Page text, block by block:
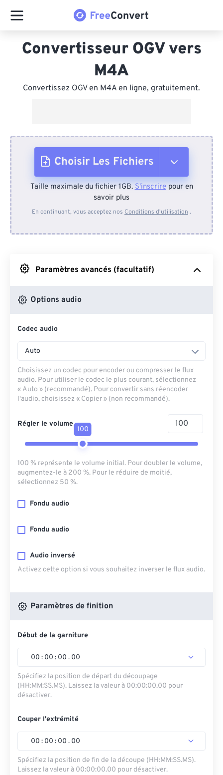
Convertisseur OGV vers
M4A
Convertissez OGV en M4A en ligne, gratuitement.
Choisir Les Fichiers
Depuis l'appareil
Depuis Google Drive
Depuis OneDrive
Taille maximale du fichier 1GB.S'inscrirepour en
savoir plus
En continuant, vous acceptez nos Conditions d'utilisation .
Paramètres avancés (facultatif)
Options audio
Codec audio
Auto
Choisissez un codec pour encoder ou compresser le flux
audio. Pour utiliser le codec le plus courant, sélectionnez
« Auto » (recommandé). Pour convertir sans réencoder
l'audio, choisissez « Copier » (non recommandé).
Régler le volume
100
100 % représente le volume initial. Pour doubler le volume,
augmentez-le à 200 %. Pour le réduire de moitié,
sélectionnez 50 %.
Fondu audio
Fondu audio
Audio inversé
Activez cette option si vous souhaitez inverser le flux audio.
Paramètres de finition
Début de la garniture
00 : 00 : 00 . 00
Spécifiez la position de départ du découpage
(HH:MM:SS.MS). Laissez la valeur à 00:00:00.00 pour
désactiver.
Couper l'extrémité
00 : 00 : 00 . 00
Spécifiez la position de fin de la découpe (HH:MM:SS.MS).
Laissez la valeur à 00:00:00.00 pour désactiver.